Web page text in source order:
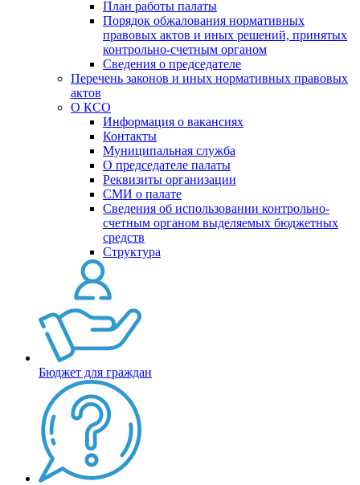
План работы палаты
Порядок обжалования нормативных
правовых актов и иных решений, принятых
контрольно-счетным органом
Сведения о председателе
Перечень законов и иных нормативных правовых
актов
О КСО
Информация о вакансиях
Контакты
Муниципальная служба
О председателе палаты
Реквизиты организации
СМИ о палате
Сведения об использовании контрольно-
счетным органом выделяемых бюджетных
средств
Структура
Бюджет для граждан